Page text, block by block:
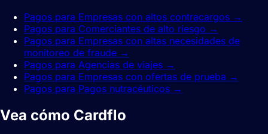
Pagos para Empresas con altos contracargos →
Pagos para Comerciantes de alto riesgo →
Pagos para Empresas con altas necesidades de
monitoreo de fraude →
Pagos para Agencias de viajes →
Pagos para Empresas con ofertas de prueba →
Pagos para Pagos nutracéuticos →
Vea cómo Cardflo